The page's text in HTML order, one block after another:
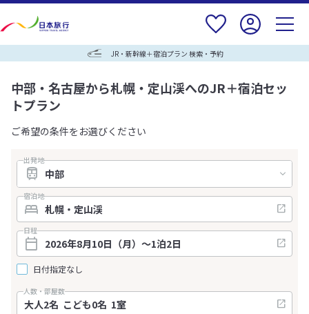
JR・新幹線＋宿泊プラン 検索・予約
中部・名古屋から札幌・定山渓へのJR＋宿泊セッ
トプラン
ご希望の条件をお選びください
出発地
宿泊地
日程
日付指定なし
人数・部屋数